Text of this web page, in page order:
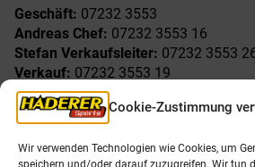
Cookie-Zustimmung
Wir verwenden Technologien wie Cookies, um
speichern und/oder darauf zuzugreifen. Wir tun
Geschäft: 07232 3553
Andreas Chef: 07232 3553 16
Stefan Verkaufsleiter: 07232 3553
Verkauf: 07232 3553 19
Reklamationen:
Freude am Sport